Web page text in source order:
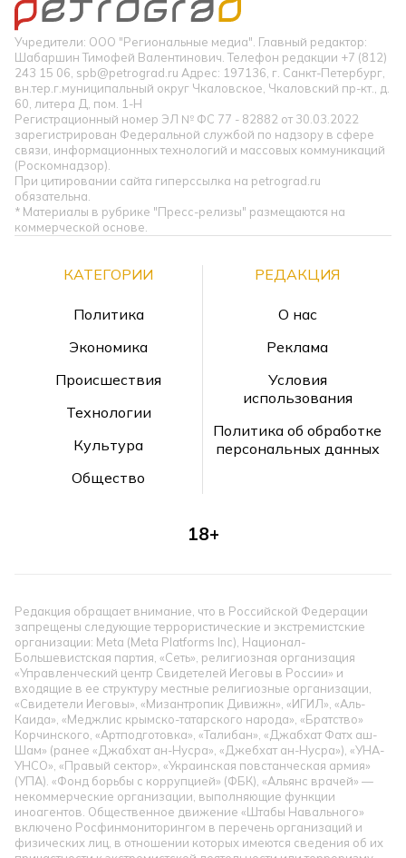
Учредители: ООО "Региональные медиа". Главный редактор:
Шабаршин Тимофей Валентинович. Телефон редакции +7 (812)
243 15 06, spb@petrograd.ru Адрес: 197136, г. Санкт-Петербург,
вн.тер.г.муниципальный округ Чкаловское, Чкаловский пр-кт., д.
60, литера Д, пом. 1-Н
Регистрационный номер ЭЛ № ФС 77 - 82882 от 30.03.2022
зарегистрирован Федеральной службой по надзору в сфере
связи, информационных технологий и массовых коммуникаций
(Роскомнадзор).
При цитировании сайта гиперссылка на petrograd.ru
обязательна.
* Материалы в рубрике "Пресс-релизы" размещаются на
коммерческой основе.
КАТЕГОРИИ
Политика
Экономика
Происшествия
Технологии
Культура
Общество
РЕДАКЦИЯ
О нас
Реклама
Условия
использования
Политика об обработке
персональных данных
18+
Редакция обращает внимание, что в Российской Федерации
запрещены следующие террористические и экстремистские
организации: Meta (Meta Platforms Inc), Национал-
Большевистская партия, «Сеть», религиозная организация
«Управленческий центр Свидетелей Иеговы в России» и
входящие в ее структуру местные религиозные организации,
«Свидетели Иеговы», «Мизантропик Дивижн», «ИГИЛ», «Аль-
Каида», «Меджлис крымско-татарского народа», «Братство»
Корчинского, «Артподготовка», «Талибан», «Джабхат Фатх аш-
Шам» (ранее «Джабхат ан-Нусра», «Джебхат ан-Нусра»), «УНА-
УНСО», «Правый сектор», «Украинская повстанческая армия»
(УПА). «Фонд борьбы с коррупцией» (ФБК), «Альянс врачей» —
некоммерческие организации, выполняющие функции
иноагентов. Общественное движение «Штабы Навального»
включено Росфинмониторингом в перечень организаций и
физических лиц, в отношении которых имеются сведения об их